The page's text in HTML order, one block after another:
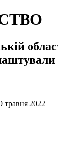
травня 2022